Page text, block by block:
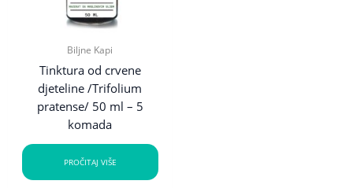
Biljne Kapi
Tinktura od crvene
djeteline /Trifolium
pratense/ 50 ml – 5
komada
PROČITAJ VIŠE